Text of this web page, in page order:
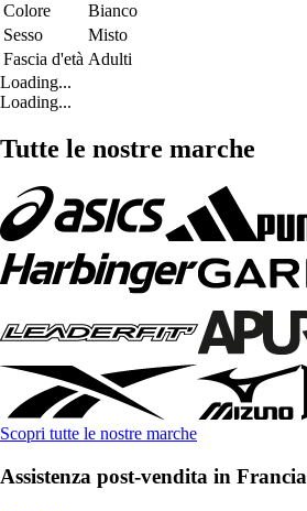
Colore
Bianco
Sesso
Misto
Fascia d'età Adulti
Loading...
Loading...
Tutte le nostre marche
Scopri tutte le nostre marche
Assistenza post-vendita in Francia